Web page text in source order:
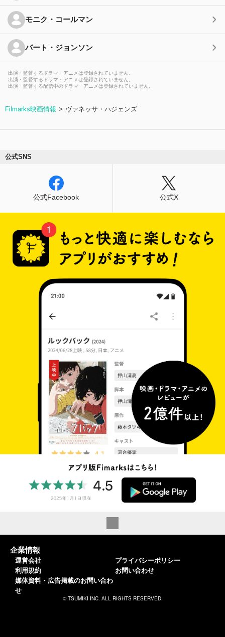
モニク・コールマン
バート・ジョンソン
出演・監督するドラマ・アニメは登録されていません。
出演・監督するドラマ・アニメは登録されていません。
出演・監督する配信中のドラマ・アニメは登録されていません。
Filmarks映画情報 ヴァネッサ・ハジェンズ
公式SNS
公式Facebook 公式X
企業情報
運営会社
利用規約
媒体資料・広告掲載のお問い合わ
せ
プライバシーポリシー
お問い合わせ
© TSUMIKI INC. ALL RIGHTS RESERVED.